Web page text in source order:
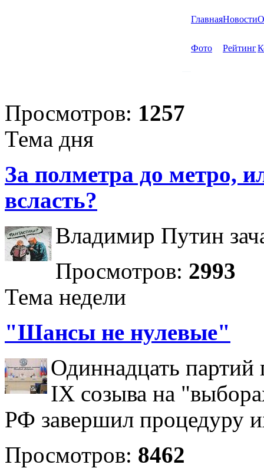
ГлавнаяНовости
Фото Рейтинг
Просмотров: 1257
Тема дня
За полметра до метро,
всласть?
Владимир Путин
Просмотров: 2993
Тема недели
"Шансы не нулевые"
Одиннадцать партий
IX созыва на
РФ завершил процедуру
Просмотров: 8462